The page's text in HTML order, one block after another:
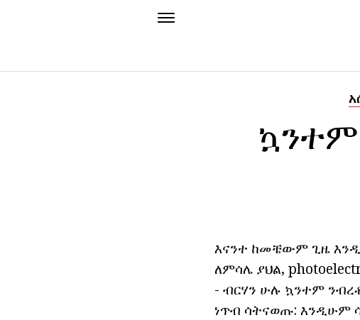
እናንተ ከመቼውም ጊዜ
ለምሳሌ ያህል,
- ብርሃን ሁሉ ኳንተም
ነጥብ ሳትናወጡ: እንዲሁም